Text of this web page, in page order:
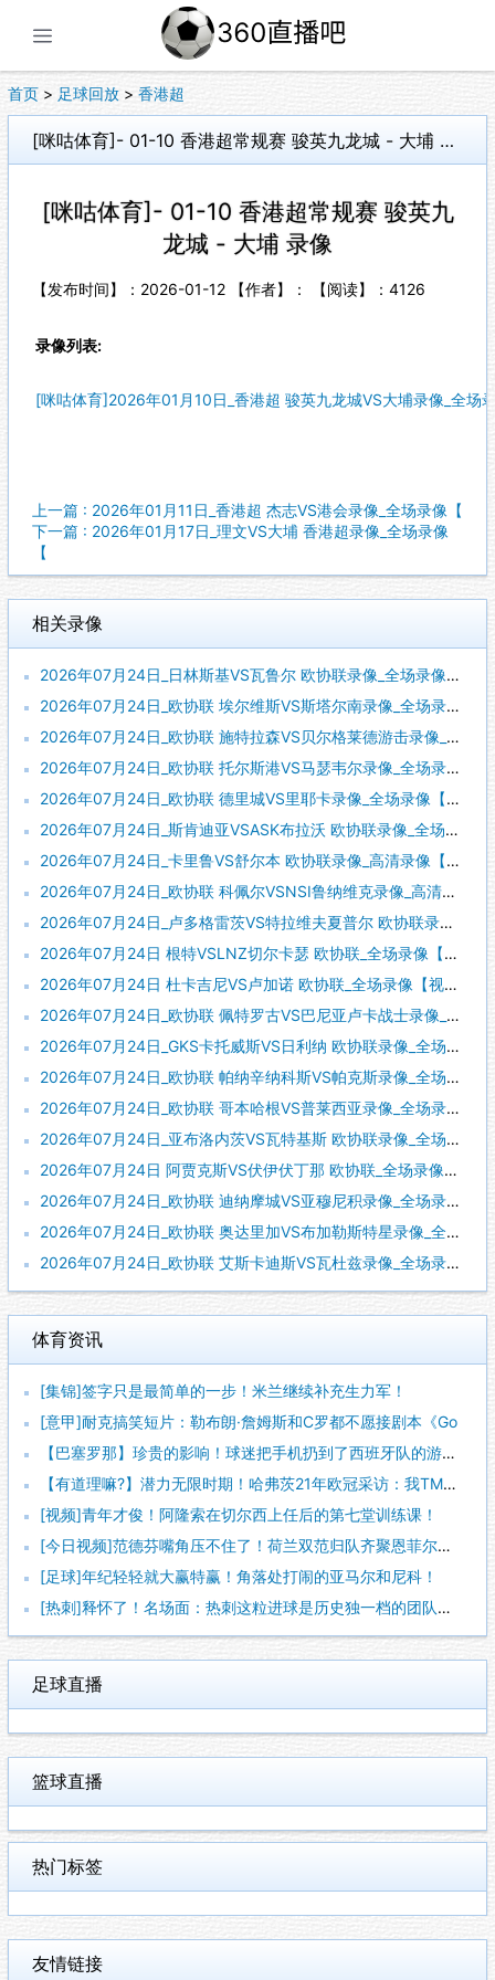
首页 > 足球回放 > 香港超
[咪咕体育]- 01-10 香港超常规赛 骏英九龙城 - 大埔 录像
[咪咕体育]- 01-10 香港超常规赛 骏英九
龙城 - 大埔 录像
【发布时间】：2026-01-12 【作者】： 【阅读】： 4126
录像列表:
[咪咕体育]2026年01月10日_香港超 骏英九龙城VS大埔录像_全场
上一篇 : 2026年01月11日_香港超 杰志VS港会录像_全场录像【
下一篇 : 2026年01月17日_理文VS大埔 香港超录像_全场录像
【
相关录像
2026年07月24日_日林斯基VS瓦鲁尔 欧协联录像_全场录像【视频集锦】
2026年07月24日_欧协联 埃尔维斯VS斯塔尔南录像_全场录像【高清回放】
2026年07月24日_欧协联 施特拉森VS贝尔格莱德游击录像_全场录像【高清回放】
2026年07月24日_欧协联 托尔斯港VS马瑟韦尔录像_全场录像【视频集锦】
2026年07月24日_欧协联 德里城VS里耶卡录像_全场录像【全场回放】
2026年07月24日_斯肯迪亚VSASK布拉沃 欧协联录像_全场录像【高清回放】
2026年07月24日_卡里鲁VS舒尔本 欧协联录像_高清录像【全场回放】
2026年07月24日_欧协联 科佩尔VSNSI鲁纳维克录像_高清录像【全场回放】
2026年07月24日_卢多格雷茨VS特拉维夫夏普尔 欧协联录像_全场录像【全场回放】
2026年07月24日 根特VSLNZ切尔卡瑟 欧协联_全场录像【全场回放】
2026年07月24日 杜卡吉尼VS卢加诺 欧协联_全场录像【视频集锦】
2026年07月24日_欧协联 佩特罗古VS巴尼亚卢卡战士录像_高清录像【全场回放】
2026年07月24日_GKS卡托威斯VS日利纳 欧协联录像_全场录像【高清回放】
2026年07月24日_欧协联 帕纳辛纳科斯VS帕克斯录像_全场录像【视频集锦】
2026年07月24日_欧协联 哥本哈根VS普莱西亚录像_全场录像【高清回放】
2026年07月24日_亚布洛内茨VS瓦特基斯 欧协联录像_全场录像【高清回放】
2026年07月24日 阿贾克斯VS伏伊伏丁那 欧协联_全场录像【视频集锦】
2026年07月24日_欧协联 迪纳摩城VS亚穆尼积录像_全场录像【视频集锦】
2026年07月24日_欧协联 奥达里加VS布加勒斯特星录像_全场录像【视频集锦】
2026年07月24日_欧协联 艾斯卡迪斯VS瓦杜兹录像_全场录像【全场回放】
体育资讯
[集锦]签字只是最简单的一步！米兰继续补充生力军！
[意甲]耐克搞笑短片：勒布朗·詹姆斯和C罗都不愿接剧本《Go
【巴塞罗那】珍贵的影响！球迷把手机扔到了西班牙队的游行大巴上
【有道理嘛?】潜力无限时期！哈弗茨21年欧冠采访：我TM一点
[视频]青年才俊！阿隆索在切尔西上任后的第七堂训练课！
[今日视频]范德芬嘴角压不住了！荷兰双范归队齐聚恩菲尔德！
[足球]年纪轻轻就大赢特赢！角落处打闹的亚马尔和尼科！
[热刺]释怀了！名场面：热刺这粒进球是历史独一档的团队配合！
足球直播
篮球直播
热门标签
友情链接